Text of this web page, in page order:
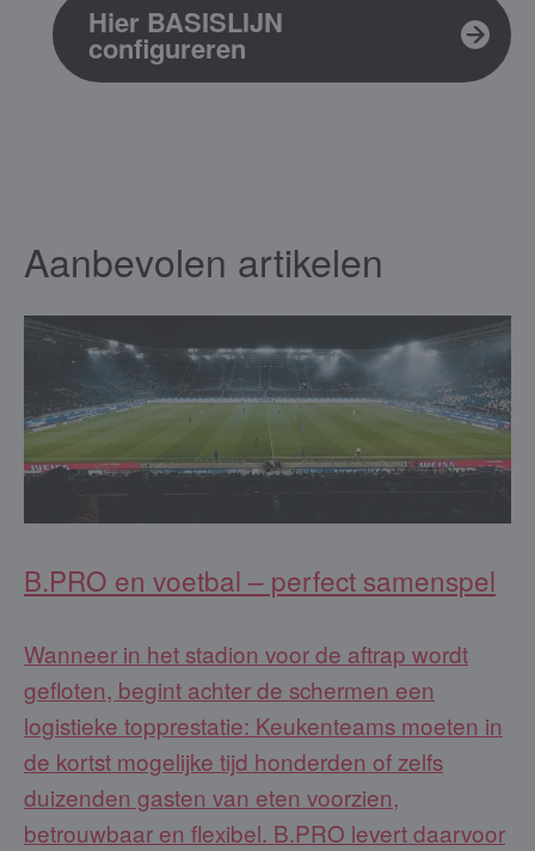
Hier BASISLIJN
configureren
Aanbevolen artikelen
B.PRO en voetbal – perfect samenspel
Wanneer in het stadion voor de aftrap wordt
gefloten, begint achter de schermen een
logistieke topprestatie: Keukenteams moeten in
de kortst mogelijke tijd honderden of zelfs
duizenden gasten van eten voorzien,
betrouwbaar en flexibel. B.PRO levert daarvoor